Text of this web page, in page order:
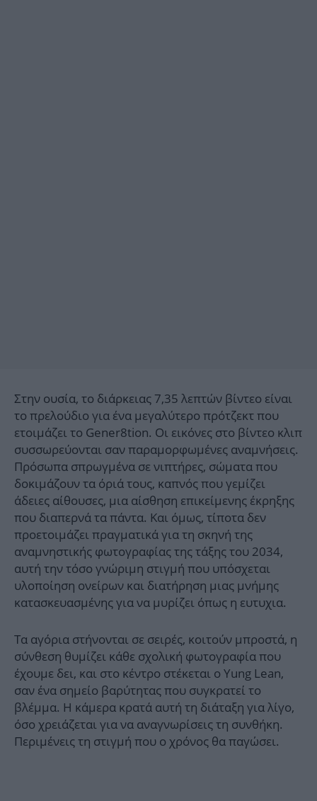
Στην ουσία, το διάρκειας 7,35 λεπτών βίντεο είναι
το πρελούδιο για ένα μεγαλύτερο πρότζεκτ που
ετοιμάζει το Gener8tion. Οι εικόνες στο βίντεο κλιπ
συσσωρεύονται σαν παραμορφωμένες αναμνήσεις.
Πρόσωπα σπρωγμένα σε νιπτήρες, σώματα που
δοκιμάζουν τα όριά τους, καπνός που γεμίζει
άδειες αίθουσες, μια αίσθηση επικείμενης έκρηξης
που διαπερνά τα πάντα. Και όμως, τίποτα δεν
προετοιμάζει πραγματικά για τη σκηνή της
αναμνηστικής φωτογραφίας της τάξης του 2034,
αυτή την τόσο γνώριμη στιγμή που υπόσχεται
υλοποίηση ονείρων και διατήρηση μιας μνήμης
κατασκευασμένης για να μυρίζει όπως η ευτυχια.
Τα αγόρια στήνονται σε σειρές, κοιτούν μπροστά, η
σύνθεση θυμίζει κάθε σχολική φωτογραφία που
έχουμε δει, και στο κέντρο στέκεται ο Yung Lean,
σαν ένα σημείο βαρύτητας που συγκρατεί το
βλέμμα. Η κάμερα κρατά αυτή τη διάταξη για λίγο,
όσο χρειάζεται για να αναγνωρίσεις τη συνθήκη.
Περιμένεις τη στιγμή που ο χρόνος θα παγώσει.